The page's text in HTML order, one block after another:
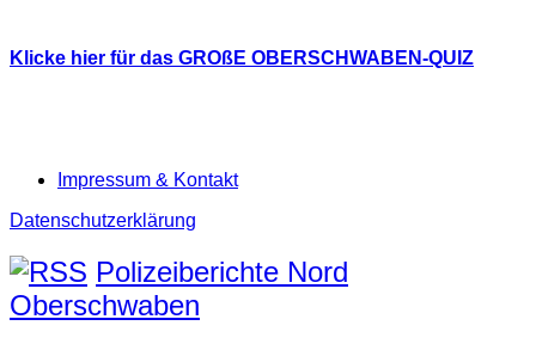
Klicke hier für das GROßE OBERSCHWABEN-QUIZ
Impressum & Kontakt
Datenschutzerklärung
Polizeiberichte Nord
Oberschwaben